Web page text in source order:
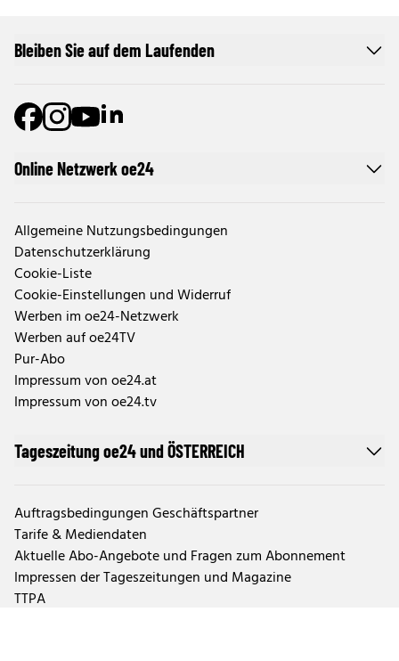
Online Netzwerk oe24
Allgemeine Nutzungsbedingungen
Datenschutzerklärung
Cookie-Liste
Cookie-Einstellungen und Widerruf
Werben im oe24-Netzwerk
Werben auf oe24TV
Pur-Abo
Impressum von oe24.at
Impressum von oe24.tv
Tageszeitung oe24 und ÖSTERREICH
Auftragsbedingungen Geschäftspartner
Tarife & Mediendaten
Aktuelle Abo-Angebote und Fragen zum Abonnement
Impressen der Tageszeitungen und Magazine
TTPA
Bleiben Sie auf dem Laufenden